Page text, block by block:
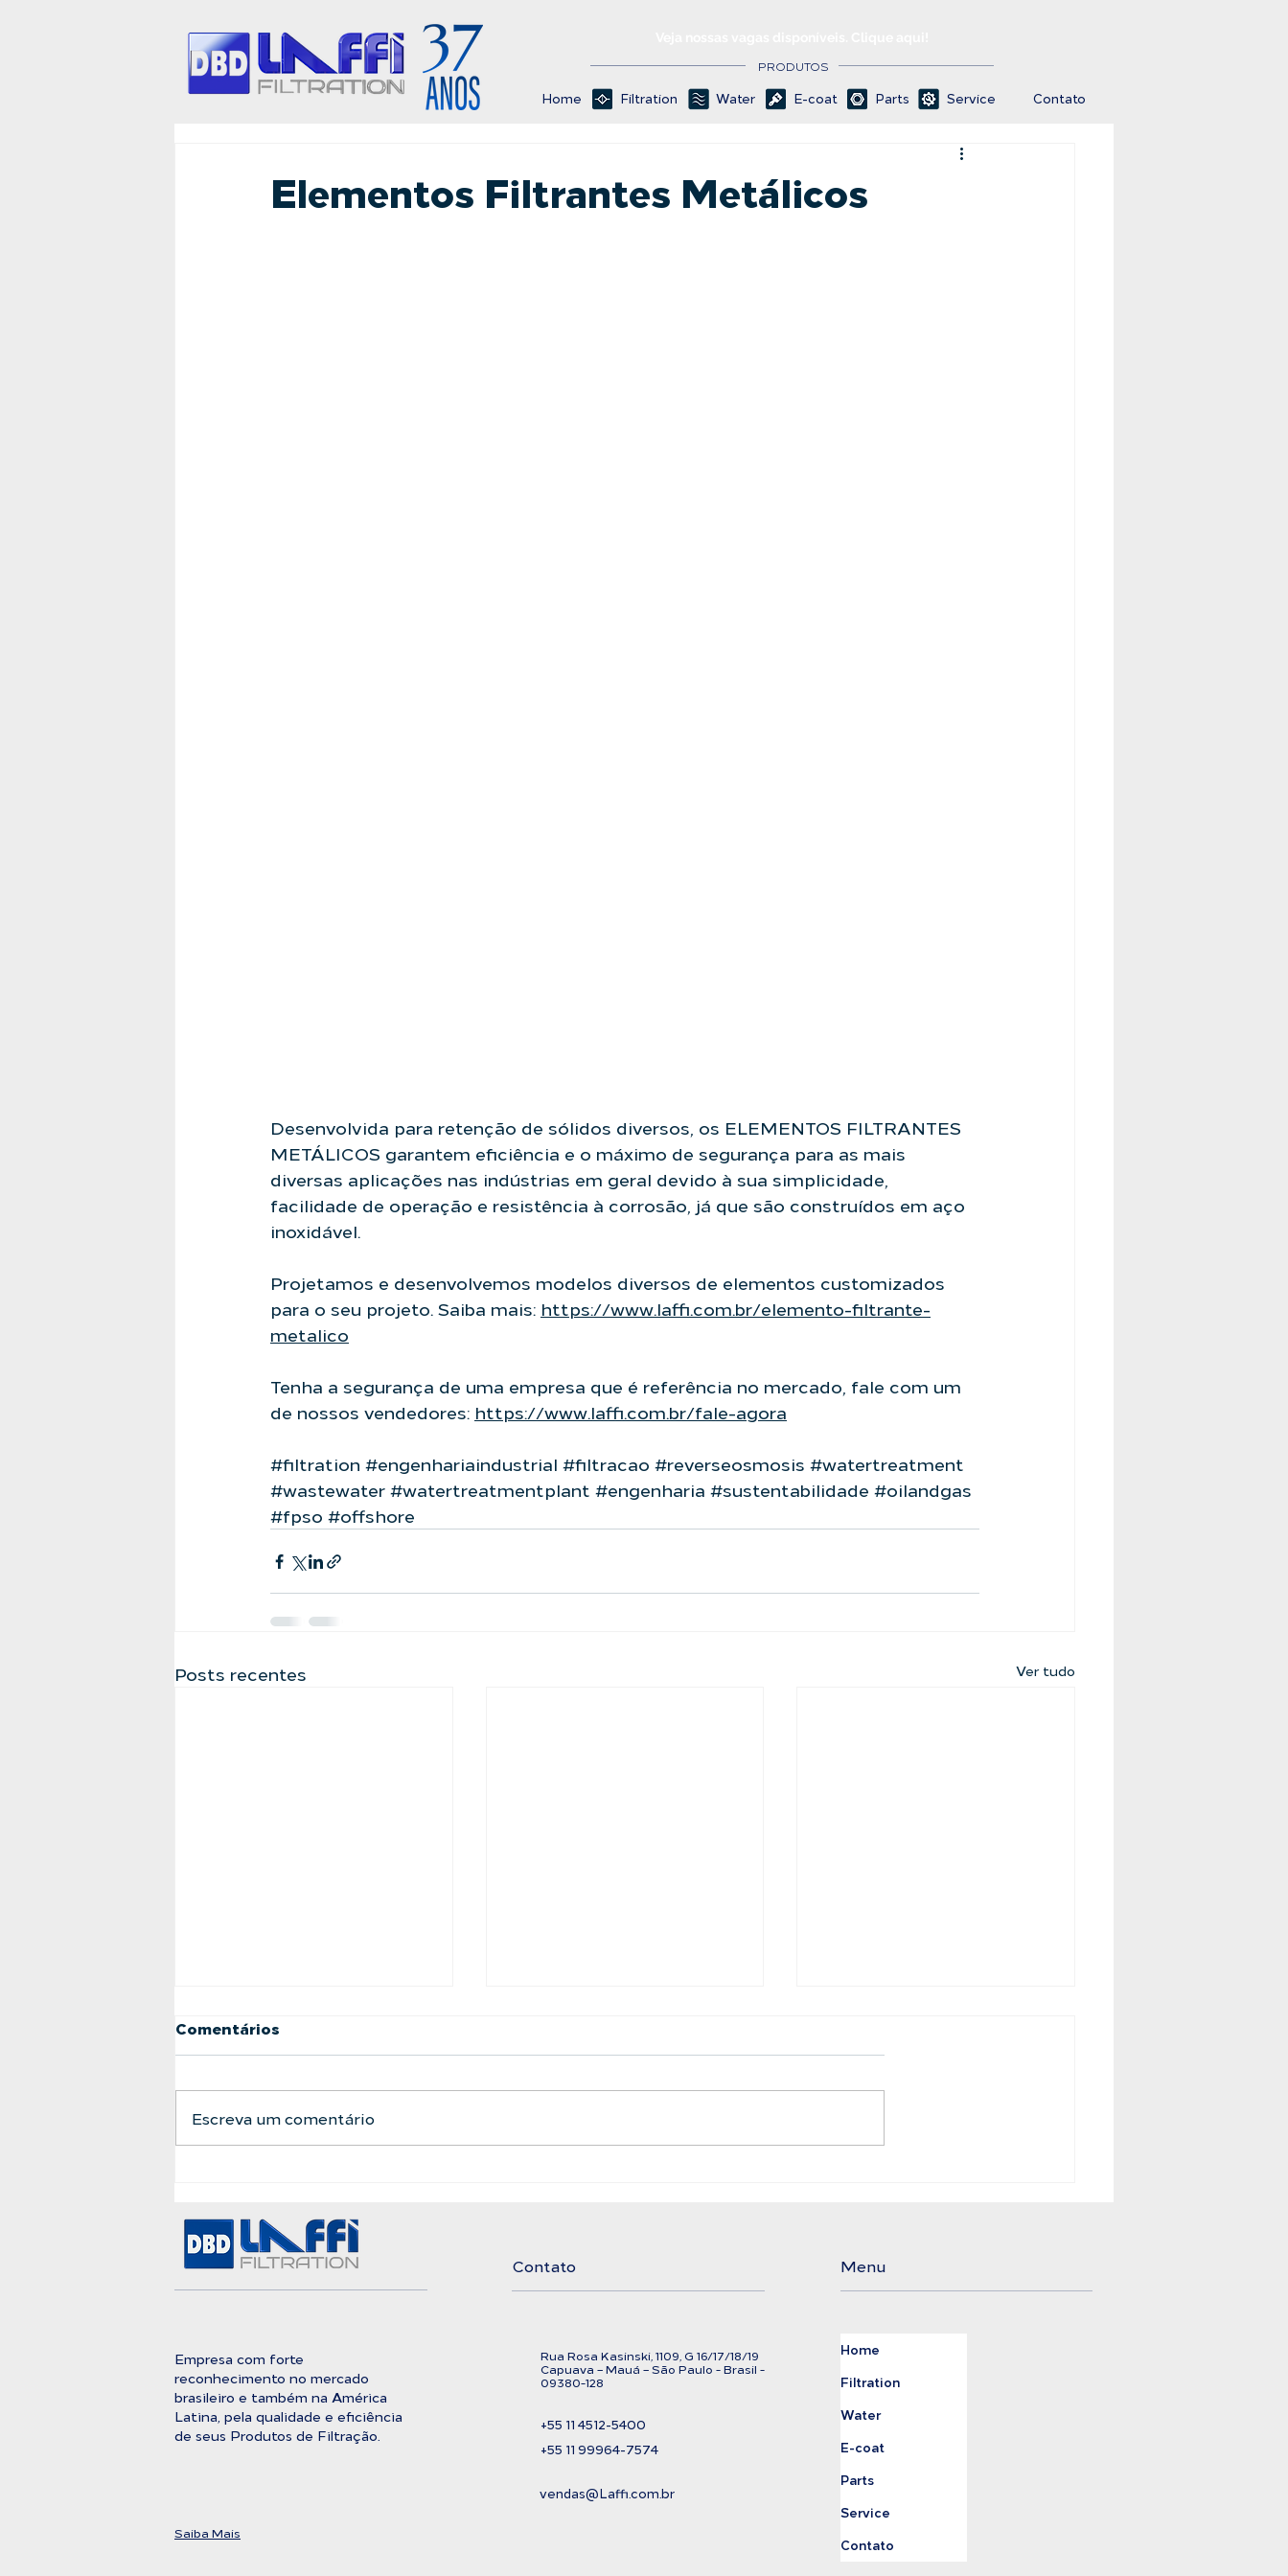
PRODUTOS
Home Filtration Water E-coat Parts Service Contato
Elementos Filtrantes Metálicos
Desenvolvida para retenção de sólidos diversos, os ELEMENTOS FILTRANTES
METÁLICOS garantem eficiência e o máximo de segurança para as mais
diversas aplicações nas indústrias em geral devido à sua simplicidade,
facilidade de operação e resistência à corrosão, já que são construídos em aço
inoxidável.
Projetamos e desenvolvemos modelos diversos de elementos customizados
para o seu projeto. Saiba mais: https://www.laffi.com.br/elemento-filtrante-
metalico
Tenha a segurança de uma empresa que é referência no mercado, fale com um
de nossos vendedores: https://www.laffi.com.br/fale-agora
#filtration #engenhariaindustrial #filtracao #reverseosmosis #watertreatment
#wastewater #watertreatmentplant #engenharia #sustentabilidade #oilandgas
#fpso #offshore
Posts recentes Ver tudo
Pureza Absoluta
Comentários
Escreva um comentário
Empresa com forte
reconhecimento no mercado
brasileiro e também na América
Latina, pela qualidade e eficiência
de seus Produtos de Filtração.
Saiba Mais
Contato
Rua Rosa Kasinski, 1109, G 16/17/18/19
Capuava – Mauá – São Paulo - Brasil -
09380-128
+55 11 4512-5400
+55 11 99964-7574
vendas@Laffi.com.br
Menu
Home
Filtration
Water
E-coat
Parts
Service
Contato